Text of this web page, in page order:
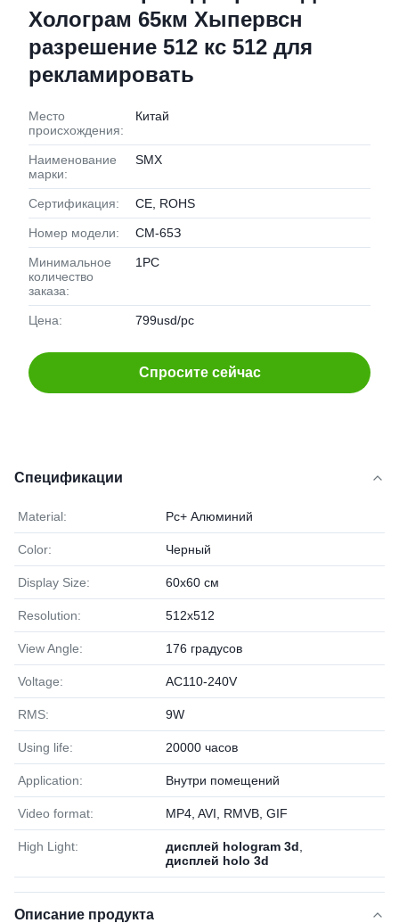
Холограм 65км Хыпервсн
разрешение 512 кс 512 для
рекламировать
Место
происхождения:
Китай
Наименование
марки:
SMX
Сертификация: CE, ROHS
Номер модели: СМ-65З
Минимальное
количество
заказа:
1PC
Цена: 799usd/pc
Спросите сейчас
Спецификации
Material: Pc+ Алюминий
Color: Черный
Display Size: 60х60 см
Resolution: 512x512
View Angle: 176 градусов
Voltage: AC110-240V
RMS: 9W
Using life: 20000 часов
Application: Внутри помещений
Video format: MP4, AVI, RMVB, GIF
High Light: дисплей hologram 3d
дисплей holo 3d
Описание продукта